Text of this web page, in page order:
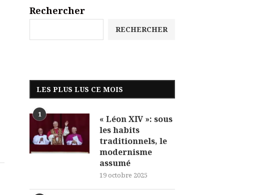
Rechercher
RECHERCHER
LES PLUS LUS CE MOIS
1
« Léon XIV »: sous
les habits
traditionnels, le
modernisme
assumé
19 octobre 2025